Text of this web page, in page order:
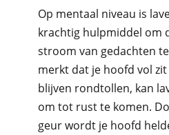
Op mentaal niveau is
krachtig hulpmiddel om
stroom van gedachten
merkt dat je hoofd vol
blijven rondtollen, kan
om tot rust te komen.
geur wordt je hoofd